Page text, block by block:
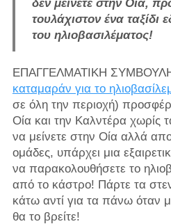
δεν μείνετε στην Οία,
τουλάχιστον ένα ταξίδι
του ηλιοβασιλέματος!
ΕΠΑΓΓΕΛΜΑΤΙΚΗ
καταμαράν για το
σε όλη την περιοχή)
Οία και την Καλντέρα χωρίς
να μείνετε στην Οία αλλά
ομάδες, υπάρχει μια
να παρακολουθήσετε το
από το κάστρο! Πάρτε τα
κάτω αντί για τα πάνω όταν
θα το βρείτε!